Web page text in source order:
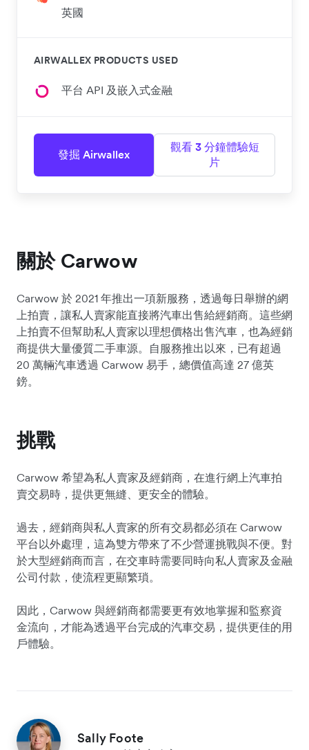
英國
AIRWALLEX PRODUCTS USED
平台 API 及嵌入式金融
發掘 Airwallex
觀看 3 分鐘體驗短
片
關於 Carwow
Carwow 於 2021 年推出一項新服務，透過每日舉辦的網
上拍賣，讓私人賣家能直接將汽車出售給經銷商。這些網
上拍賣不但幫助私人賣家以理想價格出售汽車，也為經銷
商提供大量優質二手車源。自服務推出以來，已有超過
20 萬輛汽車透過 Carwow 易手，總價值高達 27 億英
鎊。
挑戰
Carwow 希望為私人賣家及經銷商，在進行網上汽車拍
賣交易時，提供更無縫、更安全的體驗。
過去，經銷商與私人賣家的所有交易都必須在 Carwow
平台以外處理，這為雙方帶來了不少營運挑戰與不便。對
於大型經銷商而言，在交車時需要同時向私人賣家及金融
公司付款，使流程更顯繁瑣。
因此，Carwow 與經銷商都需要更有效地掌握和監察資
金流向，才能為透過平台完成的汽車交易，提供更佳的用
戶體驗。
Sally Foote